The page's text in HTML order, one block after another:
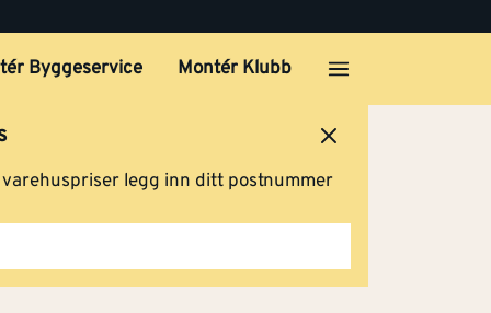
Byggeservice Montér Klubb
legg inn ditt postnummer